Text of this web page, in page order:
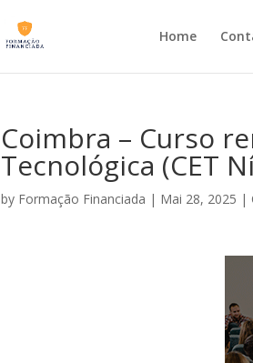
Home
Coimbra – Curso
Tecnológica (CET
by Formação Financiada | Mai 28, 2025 |